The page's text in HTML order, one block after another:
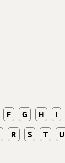
F G H I
R S T U